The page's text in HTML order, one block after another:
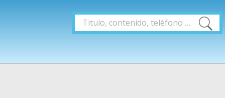
Buscar
por:
Buscar